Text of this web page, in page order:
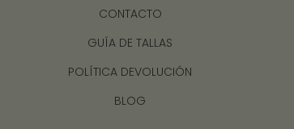
CONTACTO
GUÍA DE TALLAS
POLÍTICA DEVOLUCIÓN
BLOG